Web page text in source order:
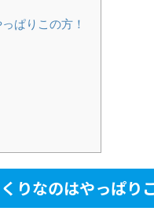
ぱりこの方！
りなのはやっぱり